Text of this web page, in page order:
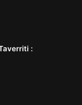
: